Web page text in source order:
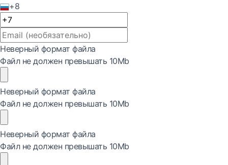
+8
Неверный формат файла
Файл не должен превышать 10Mb
Неверный формат файла
Файл не должен превышать 10Mb
Неверный формат файла
Файл не должен превышать 10Mb